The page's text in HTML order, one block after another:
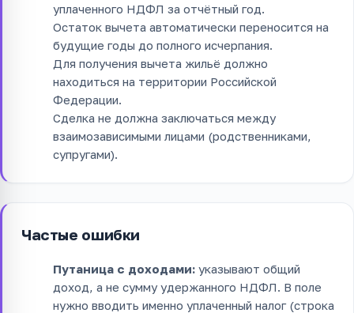
уплаченного НДФЛ за отчётный год.
Остаток вычета автоматически переносится на
будущие годы до полного исчерпания.
Для получения вычета жильё должно
находиться на территории Российской
Федерации.
Сделка не должна заключаться между
взаимозависимыми лицами (родственниками,
супругами).
Частые ошибки
Путаница с доходами: указывают общий
доход, а не сумму удержанного НДФЛ. В поле
нужно вводить именно уплаченный налог (строка